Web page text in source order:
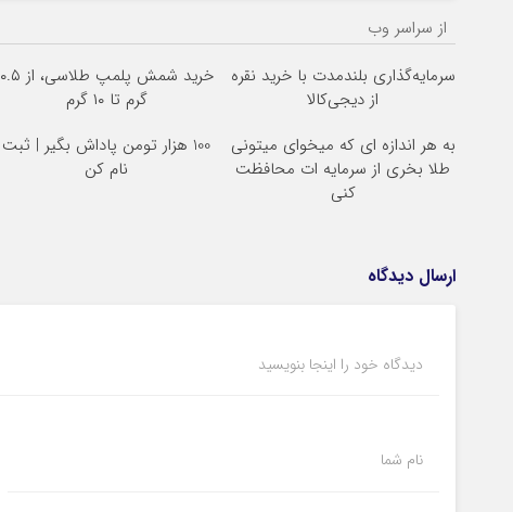
از سراسر وب
سرمایه‌گذاری بلندمدت با خرید نقره
از دیجی‌کالا
خرید شمش پلمپ طلاسی، از ۰.۵
گرم تا ۱۰ گرم
به هر اندازه ای که میخوای میتونی
طلا بخری از سرمایه ات محافظت
کنی
100 هزار تومن پاداش بگیر | ثبت
نام کن
ارسال دیدگاه
دیدگاه خود را اینجا بنویسید
نام شما